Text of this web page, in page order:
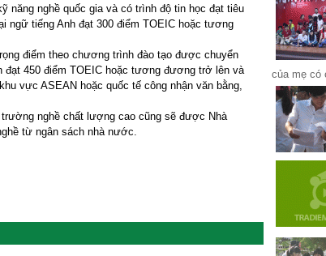
năng nghề quốc gia và có trình độ tin học đạt tiêu
ngữ tiếng Anh đạt 300 điểm TOEIC hoặc tương
điểm theo chương trình đào tạo được chuyển
450 điểm TOEIC hoặc tương đương trở lên và
vực ASEAN hoặc quốc tế công nhận văn bằng,
nghề chất lượng cao cũng sẽ được Nhà
từ ngân sách nhà nước.
của mẹ có